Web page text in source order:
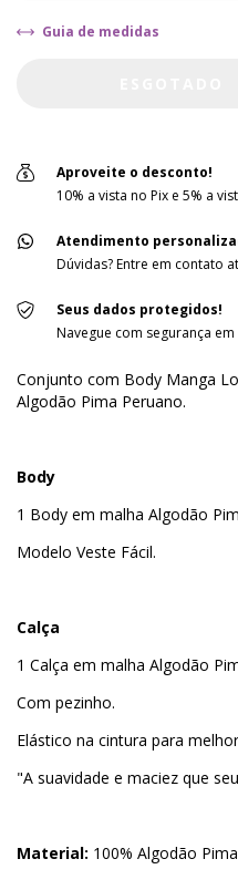
Guia de medidas
Aproveite o desconto!
10% a vista no Pix e 5% a
Atendimento
Dúvidas? Entre em contato
Seus dados protegidos!
Navegue com segurança
Conjunto com Body Manga
Algodão Pima Peruano.
Body
1 Body em malha Algodão
Modelo Veste Fácil.
Calça
1 Calça em malha Algodão
Com pezinho.
Elástico na cintura para
"A suavidade e maciez que
Material: 100% Algodão Pima